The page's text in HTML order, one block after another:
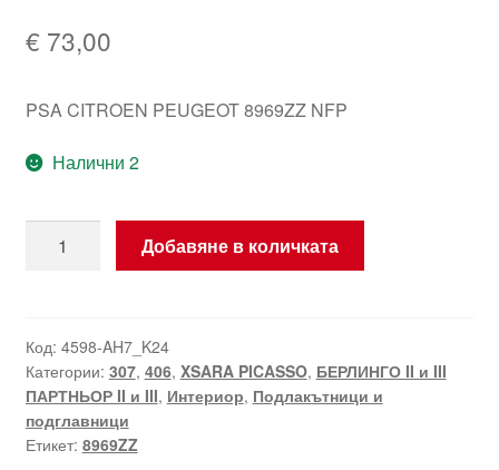
€ 73,00
PSA CITROEN PEUGEOT 8969ZZ NFP
Налични 2
за
ръка
Citroën
Peugeot
8969ZZ
Добавяне в количката
Код: 4598-AH7_K24
Категории: 307, 406, XSARA PICASSO, БЕРЛИНГО II и III
ПАРТНЬОР II и III, Интериор, Подлакътници и
подглавници
Етикет: 8969ZZ